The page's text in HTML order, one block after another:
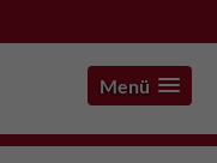
Menü